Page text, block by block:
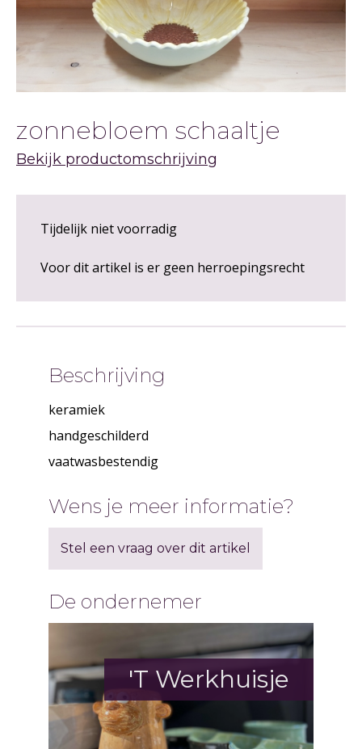
zonnebloem schaaltje
Bekijk productomschrijving
Tijdelijk niet voorradig
Voor dit artikel is er geen herroepingsrecht
Beschrijving
keramiek
handgeschilderd
vaatwasbestendig
Wens je meer informatie?
Stel een vraag over dit artikel
De ondernemer
'T Werkhuisje